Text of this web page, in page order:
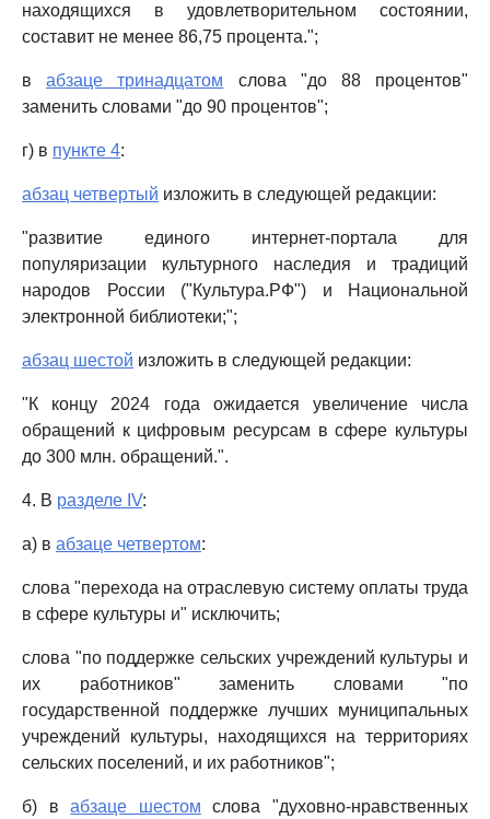
находящихся в удовлетворительном состоянии,
составит не менее 86,75 процента.";
вабзаце тринадцатом слова "до 88 процентов"
заменить словами "до 90 процентов";
г) в пункте 4:
абзац четвертый изложить в следующей редакции:
"развитие единого интернет-портала для
популяризации культурного наследия и традиций
народов России ("Культура.РФ") и Национальной
электронной библиотеки;";
абзац шестой изложить в следующей редакции:
"К концу 2024 года ожидается увеличение числа
обращений к цифровым ресурсам в сфере культуры
до 300 млн. обращений.".
4. В разделе IV:
а) в абзаце четвертом:
слова "перехода на отраслевую систему оплаты труда
в сфере культуры и" исключить;
слова "по поддержке сельских учреждений культуры и
их работников" заменить словами "по
государственной поддержке лучших муниципальных
учреждений культуры, находящихся на территориях
сельских поселений, и их работников";
б) вабзаце шестом слова "духовно-нравственных